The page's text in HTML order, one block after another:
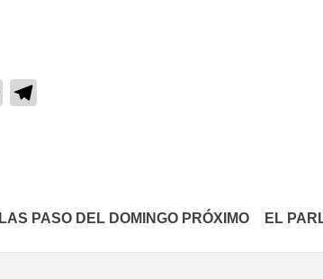
LinkedIn
PASO DEL DOMINGO PRÓXIMO
EL